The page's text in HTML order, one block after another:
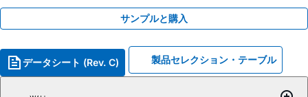
サンプルと購入
データシート (Rev. C) 製品セレクション・テーブル